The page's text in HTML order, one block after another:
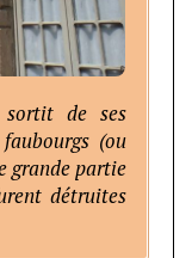
de ses
(ou
grande partie
détruites